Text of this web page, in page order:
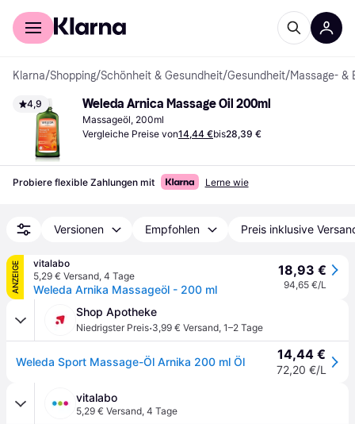
Für Shopper
Klarna/Shopping/Schönheit & Gesundheit/Gesundheit/Massage- &
4,9 Weleda Arnica Massage Oil 200ml
Massageöl, 200ml
Vergleiche Preise von14,44 €bis28,39 €
Probiere flexible Zahlungen mit Lerne wie
Versionen Empfohlen Preis inklusive
ANZEIGE
vitalabo
5,29 € Versand, 4 Tage
Weleda Arnika Massageöl - 200 ml
18,93 €
94,65 €/L
Shop Apotheke
Niedrigster Preis·3,99 € Versand, 1–2 Tage
Weleda Sport Massage-Öl Arnika 200 ml Öl 14,44 €
72,20 €/L
vitalabo
5,29 € Versand, 4 Tage